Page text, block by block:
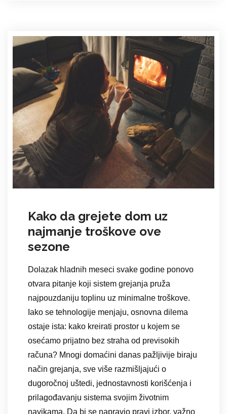
Kako da grejete dom uz
najmanje troškove ove
sezone
Dolazak hladnih meseci svake godine ponovo
otvara pitanje koji sistem grejanja pruža
najpouzdaniju toplinu uz minimalne troškove.
Iako se tehnologije menjaju, osnovna dilema
ostaje ista: kako kreirati prostor u kojem se
osećamo prijatno bez straha od previsokih
računa? Mnogi domaćini danas pažljivije biraju
način grejanja, sve više razmišljajući o
dugoročnoj uštedi, jednostavnosti korišćenja i
prilagođavanju sistema svojim životnim
navikama. Da bi se napravio pravi izbor, važno